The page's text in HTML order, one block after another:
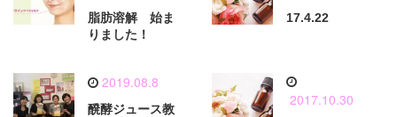
脂肪溶解 始ま
りました！
17.4.22
2019.08.8
醗酵ジュース教
2017.10.30